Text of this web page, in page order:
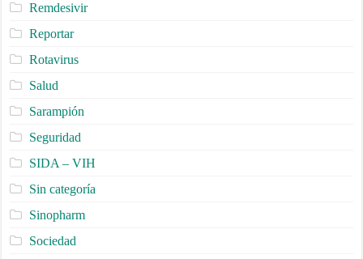
Remdesivir
Reportar
Rotavirus
Salud
Sarampión
Seguridad
SIDA – VIH
Sin categoría
Sinopharm
Sociedad